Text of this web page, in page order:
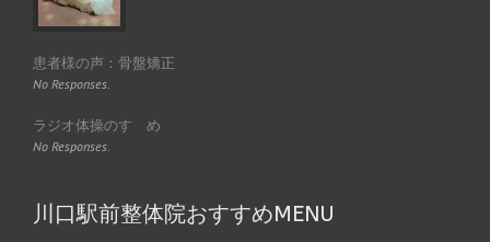
患者様の声：骨盤矯正
No Responses.
ラジオ体操のすゝめ
No Responses.
川口駅前整体院おすすめMENU